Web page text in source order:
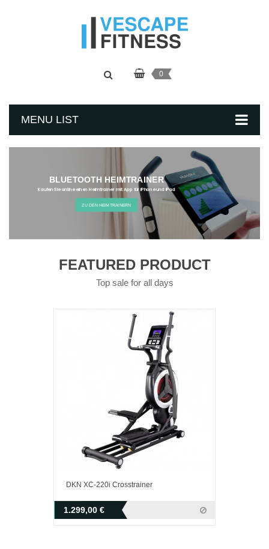
0
MENU LIST
BLUETOOTH HEIMTRAINER
Kaufen Sie online einen Heimtrainer mit App für iPhone und iPad
ZU DEN HEIMTRAINERN
FEATURED PRODUCT
Top sale for all days
DKN XC-220i Crosstrainer
1.299,00 €